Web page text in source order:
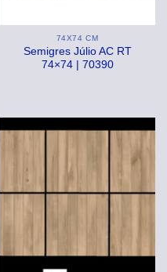
74X74 CM
Semigres Júlio AC RT
74×74 | 70390